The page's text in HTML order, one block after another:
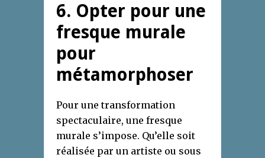
6. Opter pour une
fresque murale
pour
métamorphoser
Pour une transformation
spectaculaire, une fresque
murale s’impose. Qu’elle soit
réalisée par un artiste ou sous